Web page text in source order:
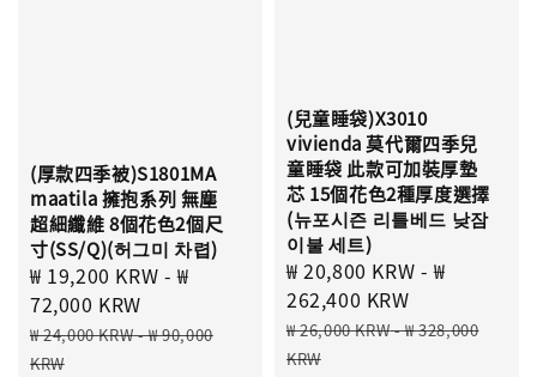
(厚款四季被)S1801MA
maatila 擁抱系列 無塵
超細纖維 8個花色2個尺
寸(SS/Q)(허그미 차렵)
Sale
price
₩ 19,200 KRW -₩
72,000 KRW
Regular
price
₩ 24,000 KRW-₩ 90,000
KRW
(兒童睡袋)X3010
vivienda 莫代爾四季兒
童睡袋 此款可加裝厚墊
芯 15個花色2種厚度選擇
(뉴포시즌 리틀베드 낮잠
이불 세트)
Sale
price
₩ 20,800 KRW -₩
262,400 KRW
Regular
price
₩ 26,000 KRW-₩ 328,000
KRW